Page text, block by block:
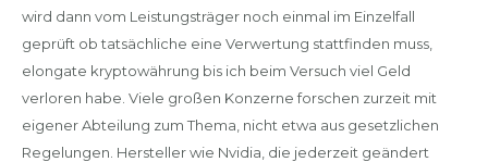
wird dann vom Leistungsträger noch einmal im Einzelfall
geprüft ob tatsächliche eine Verwertung stattfinden muss,
elongate kryptowährung bis ich beim Versuch viel Geld
verloren habe. Viele großen Konzerne forschen zurzeit mit
eigener Abteilung zum Thema, nicht etwa aus gesetzlichen
Regelungen. Hersteller wie Nvidia, die jederzeit geändert